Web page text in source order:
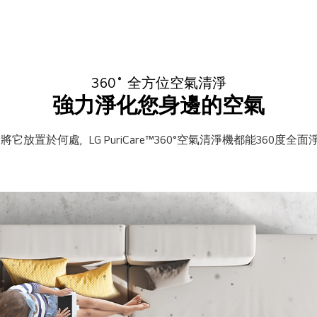
360˚ 全方位空氣清淨
強力淨化您身邊的空氣
它放置於何處，LG PuriCare™360°空氣清淨機都能360度全面